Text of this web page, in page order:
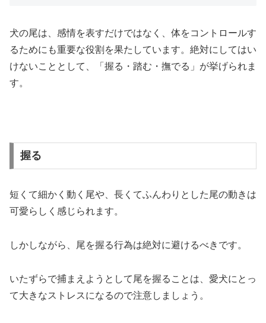
犬の尾は、感情を表すだけではなく、体をコントロールす
るためにも重要な役割を果たしています。絶対にしてはい
けないこととして、「握る・踏む・撫でる」が挙げられま
す。
握る
短くて細かく動く尾や、長くてふんわりとした尾の動きは
可愛らしく感じられます。
しかしながら、尾を握る行為は絶対に避けるべきです。
いたずらで捕まえようとして尾を握ることは、愛犬にとっ
て大きなストレスになるので注意しましょう。